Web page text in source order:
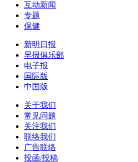
互动新闻
专题
保健
新明日报
早报俱乐部
电子报
国际版
中国版
关于我们
常见问题
关注我们
联络我们
广告联络
投函/投稿